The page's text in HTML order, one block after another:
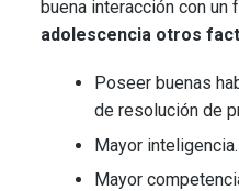
buena interacción con un
adolescencia otros
Poseer buenas
de resolución de
Mayor inteligencia.
Mayor